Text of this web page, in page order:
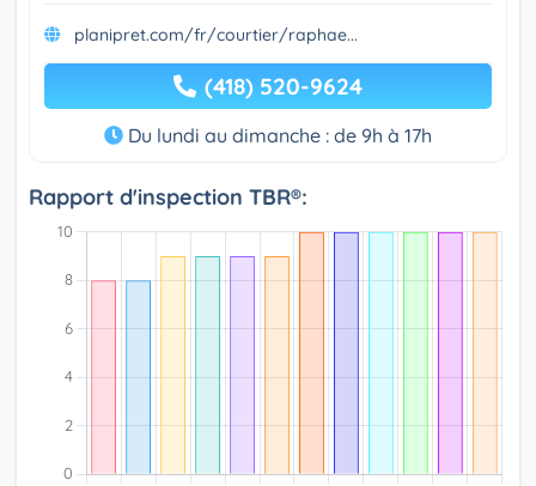
planipret.com/fr/courtier/raphae...
(418) 520-9624
Du lundi au dimanche : de 9h à 17h
Rapport d'inspection TBR®: